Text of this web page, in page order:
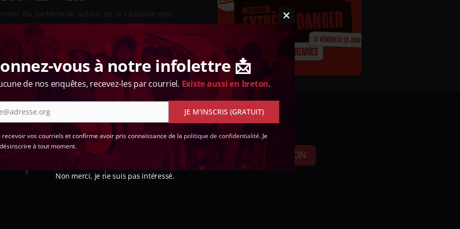
! » s’associe à « StreetPress » et aux Éditions du
la…
!
indépendant en
FAIRE UN DON
Close
module
vous à notre infolettre 📩
de nos enquêtes, recevez-les par courriel. Existe aussi en breton.
JE M'INSCRIS (GRATUIT)
recevoir vos courriels et confirme avoir pris connaissance de la politique de confidentialité. Je
à tout moment.
Non merci, je ne suis pas intéressé.